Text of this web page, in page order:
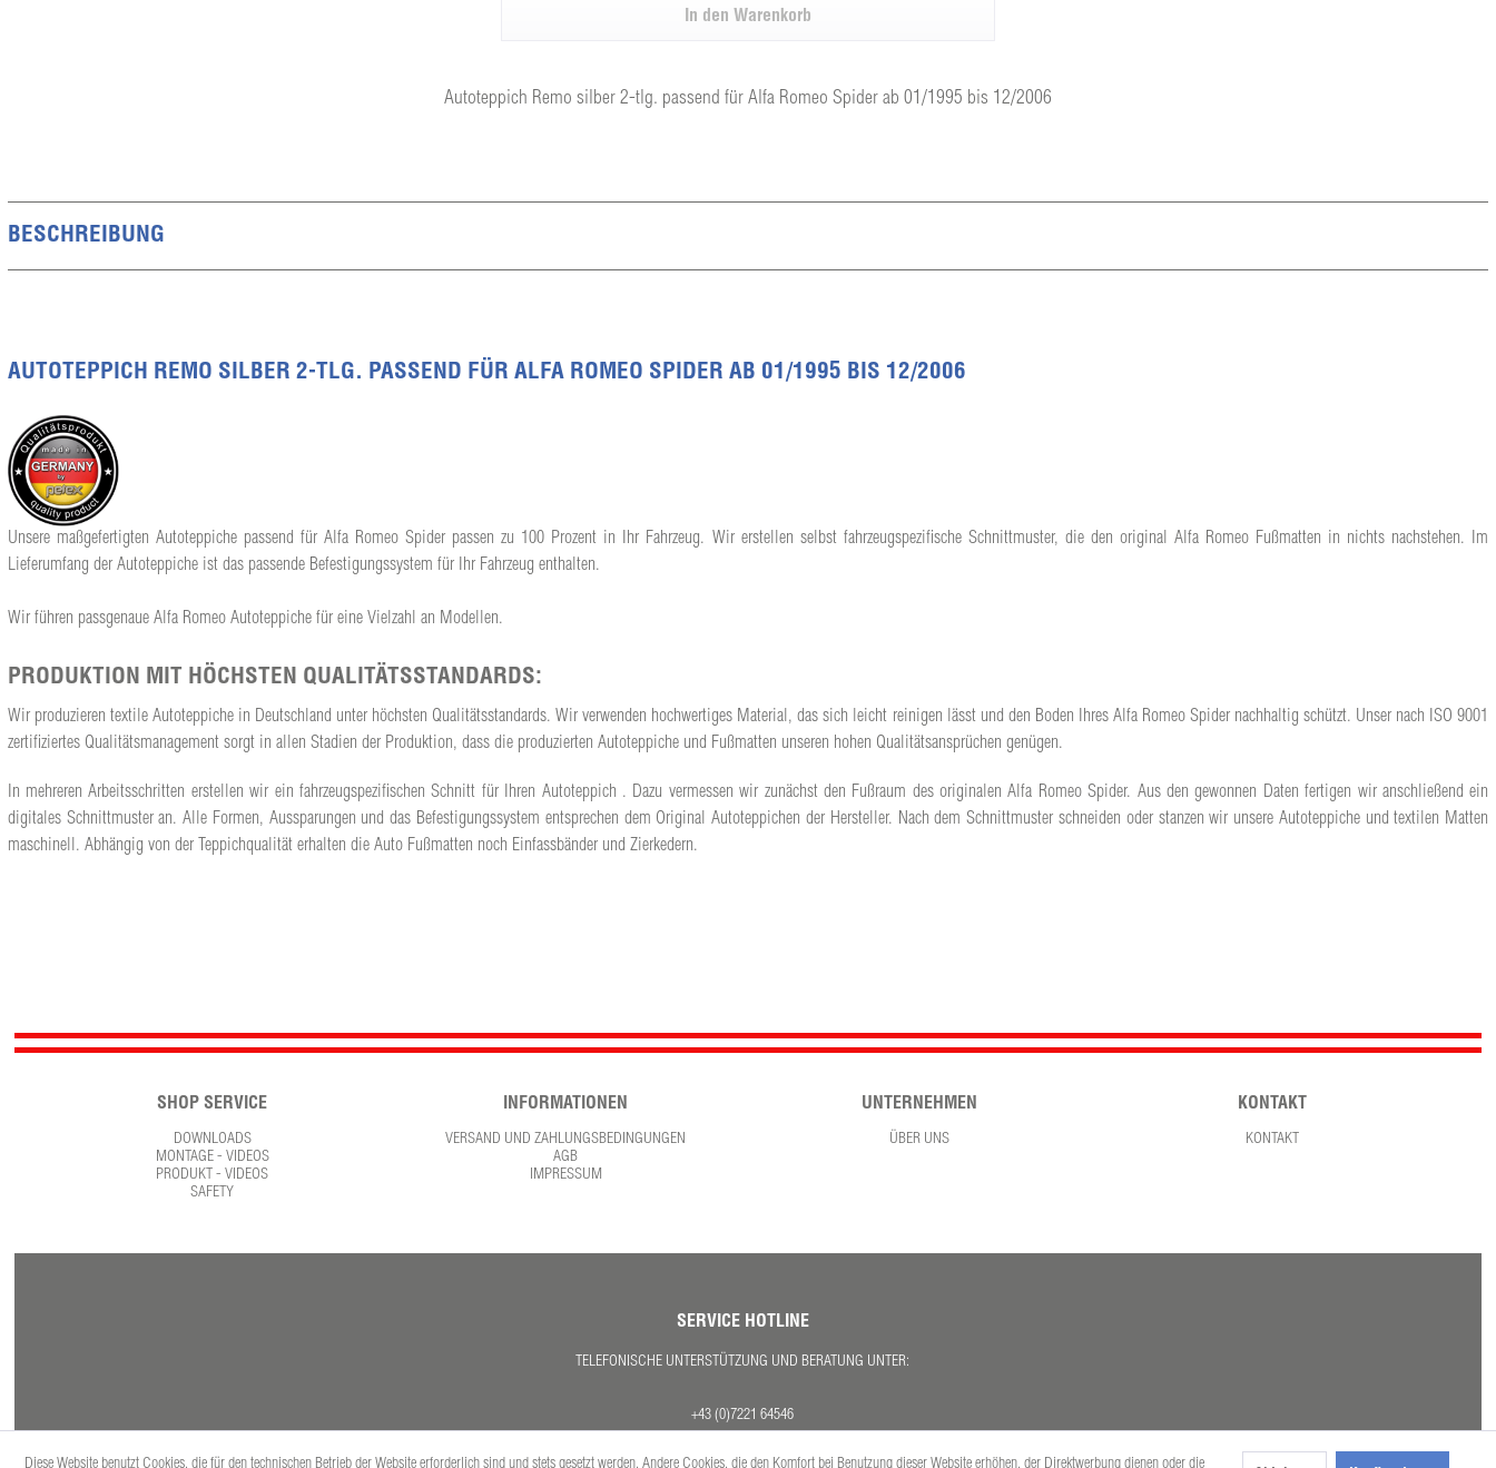
Autoteppich Remo silber 2-tlg. passend für Alfa Romeo Spider ab 01/1995 bis 12/2006
In den Warenkorb
BESCHREIBUNG
AUTOTEPPICH REMO SILBER 2-TLG. PASSEND FÜR ALFA ROMEO SPIDER AB 01/1995 BIS 12/2006
Unsere maßgefertigten Autoteppiche passend für Alfa Romeo Spider passen zu 100 Prozent in Ihr Fahrzeug. Wir erstellen selbst fahrzeugspezifische Schnittmuster, die den original Alfa Romeo Fußmatten in nichts nachstehen. Im
Lieferumfang der Autoteppiche ist das passende Befestigungssystem für Ihr Fahrzeug enthalten.
Wir führen passgenaue Alfa Romeo Autoteppiche für eine Vielzahl an Modellen.
PRODUKTION MIT HÖCHSTEN QUALITÄTSSTANDARDS:
Wir produzieren textile Autoteppiche in Deutschland unter höchsten Qualitätsstandards. Wir verwenden hochwertiges Material, das sich leicht reinigen lässt und den Boden Ihres Alfa Romeo Spider nachhaltig schützt. Unser nach ISO 9001
zertifiziertes Qualitätsmanagement sorgt in allen Stadien der Produktion, dass die produzierten Autoteppiche und Fußmatten unseren hohen Qualitätsansprüchen genügen.
In mehreren Arbeitsschritten erstellen wir ein fahrzeugspezifischen Schnitt für Ihren Autoteppich . Dazu vermessen wir zunächst den Fußraum des originalen Alfa Romeo Spider. Aus den gewonnen Daten fertigen wir anschließend ein
digitales Schnittmuster an. Alle Formen, Aussparungen und das Befestigungssystem entsprechen dem Original Autoteppichen der Hersteller. Nach dem Schnittmuster schneiden oder stanzen wir unsere Autoteppiche und textilen Matten
maschinell. Abhängig von der Teppichqualität erhalten die Auto Fußmatten noch Einfassbänder und Zierkedern.
SHOP SERVICE
DOWNLOADS
MONTAGE - VIDEOS
PRODUKT - VIDEOS
SAFETY
INFORMATIONEN
VERSAND UND ZAHLUNGSBEDINGUNGEN
AGB
IMPRESSUM
UNTERNEHMEN
ÜBER UNS
KONTAKT
KONTAKT
SERVICE HOTLINE
TELEFONISCHE UNTERSTÜTZUNG UND BERATUNG UNTER:
+43 (0)7221 64546
Diese Website benutzt Cookies, die für den technischen Betrieb der Website erforderlich sind und stets gesetzt werden. Andere Cookies, die den Komfort bei Benutzung dieser Website erhöhen, der Direktwerbung dienen oder die